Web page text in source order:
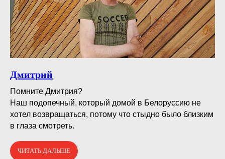
Дмитрий
Помните Дмитрия?⠀
Наш подопечный, который домой в Белоруссию не
хотел возвращаться, потому что стыдно было близким
в глаза смотреть.
ЧИТАТЬ ДАЛЬШЕ